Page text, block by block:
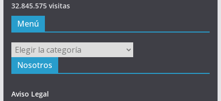
32.845.575 visitas
Menú
Menú
Nosotros
Aviso Legal